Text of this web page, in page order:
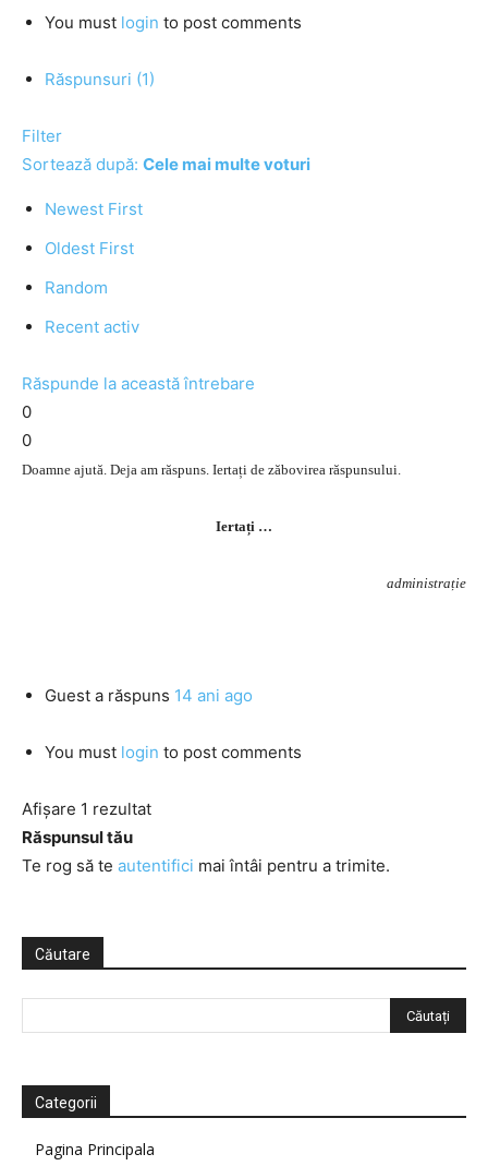
You must login to post comments
Răspunsuri (1)
Filter
Sortează după: Cele mai multe voturi
Newest First
Oldest First
Random
Recent activ
Răspunde la această întrebare
0
0
Doamne ajută. Deja am răspuns. Iertați de zăbovirea răspunsului.
Iertați …
administrație
Guest a răspuns 14 ani ago
You must login to post comments
Afișare 1 rezultat
Răspunsul tău
Te rog să te autentifici mai întâi pentru a trimite.
Căutare
Categorii
Pagina Principala